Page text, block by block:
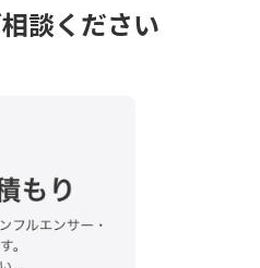
談ください